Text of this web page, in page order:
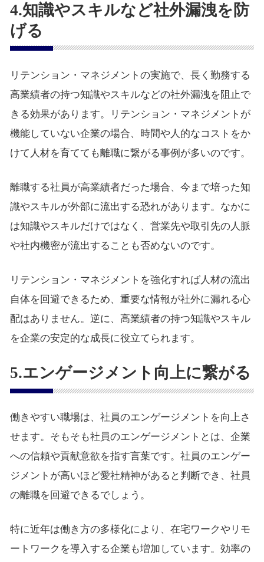
4.知識やスキルなど社外漏洩を防
げる
リテンション・マネジメントの実施で、長く勤務する
高業績者の持つ知識やスキルなどの社外漏洩を阻止で
きる効果があります。リテンション・マネジメントが
機能していない企業の場合、時間や人的なコストをか
けて人材を育てても離職に繋がる事例が多いのです。
離職する社員が高業績者だった場合、今まで培った知
識やスキルが外部に流出する恐れがあります。なかに
は知識やスキルだけではなく、営業先や取引先の人脈
や社内機密が流出することも否めないのです。
リテンション・マネジメントを強化すれば人材の流出
自体を回避できるため、重要な情報が社外に漏れる心
配はありません。逆に、高業績者の持つ知識やスキル
を企業の安定的な成長に役立てられます。
5.エンゲージメント向上に繋がる
働きやすい職場は、社員のエンゲージメントを向上さ
せます。そもそも社員のエンゲージメントとは、企業
への信頼や貢献意欲を指す言葉です。社員のエンゲー
ジメントが高いほど愛社精神があると判断でき、社員
の離職を回避できるでしょう。
特に近年は働き方の多様化により、在宅ワークやリモ
ートワークを導入する企業も増加しています。効率の